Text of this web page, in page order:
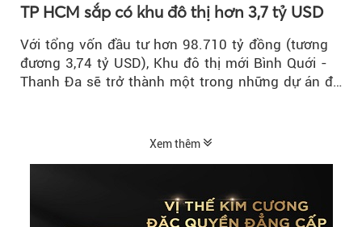
TP HCM sắp có khu đô thị hơn 3,7 tỷ USD
Với tổng vốn đầu tư hơn 98.710 tỷ đồng (tương
đương 3,74 tỷ USD), Khu đô thị mới Bình Quới -
Thanh Đa sẽ trở thành một trong những dự án đô
Xem thêm